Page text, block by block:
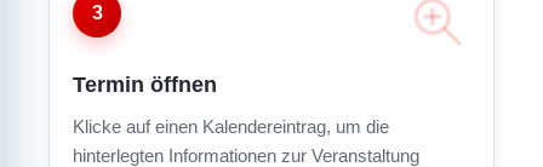
3
Termin öffnen
Klicke auf einen Kalendereintrag, um die
hinterlegten Informationen zur Veranstaltung